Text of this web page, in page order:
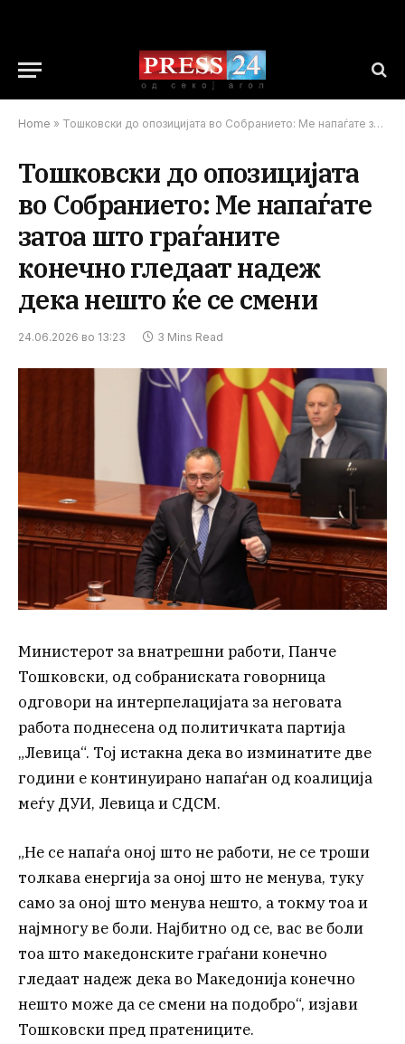
Home » Тошковски до опозицијата во Собранието: Ме напаѓате затоа што граѓаните конечно гледаат надеж дека нешто ќе се смени
Тошковски до опозицијата
во Собранието: Ме напаѓате
затоа што граѓаните
конечно гледаат надеж
дека нешто ќе се смени
24.06.2026 во 13:23 3 Mins Read
Министерот за внатрешни работи, Панче
Тошковски, од собраниската говорница
одговори на интерпелацијата за неговата
работа поднесена од политичката партија
„Левица“. Тој истакна дека во изминатите две
години е континуирано напаѓан од коалиција
меѓу ДУИ, Левица и СДСМ.
„Не се напаѓа оној што не работи, не се троши
толкава енергија за оној што не менува, туку
само за оној што менува нешто, а токму тоа и
најмногу ве боли. Најбитно од се, вас ве боли
тоа што македонските граѓани конечно
гледаат надеж дека во Македонија конечно
нешто може да се смени на подобро“, изјави
Тошковски пред пратениците.